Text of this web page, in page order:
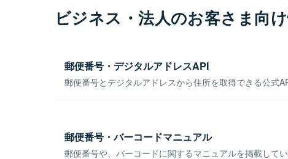
ビジネス・法人のお客さま向
郵便番号・デジタルアドレスAPI
郵便番号とデジタルアドレスから住所を取得できる公式
郵便番号・バーコードマニュアル
郵便番号や、バーコードに関するマニュアルを掲載してい